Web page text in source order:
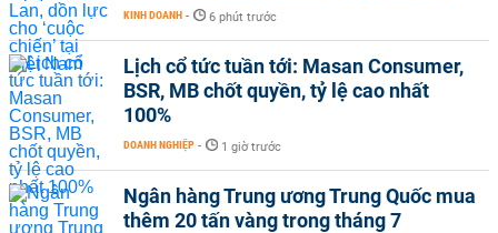
KINH DOANH - 6 phút trước
Lịch cổ tức tuần tới: Masan Consumer,
BSR, MB chốt quyền, tỷ lệ cao nhất
100%
DOANH NGHIỆP - 1 giờ trước
Ngân hàng Trung ương Trung Quốc mua
thêm 20 tấn vàng trong tháng 7